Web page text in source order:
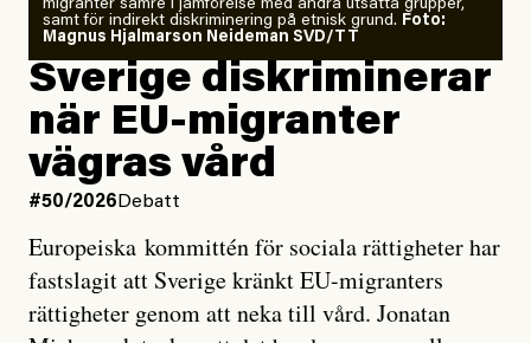
läget för hur den begynnande El Niño-händelsen ska
utveckla sig. El Niño är ett återkommande
väderfenomen som uppstår när havsvattnet i delar av
Stilla havet blir ovanligt varmt. Det påverkar vädret
över stora delar av världen och under
forskare allt oftare varnat för att den här El Niñon
Det verkar vara en underdrift, menar nu Zeke
Hausfather.
migranter sämre i jämförelse med andra utsatta grupper,
samt för indirekt diskriminering på etnisk grund. Foto:
Magnus Hjalmarson Neideman SVD/TT
Sverige diskriminerar
när EU-migranter
vägras vård
#50/2026 Debatt
Europeiska kommittén för sociala rättigheter har
fastslagit att Sverige kränkt EU-migranters
rättigheter genom att neka till vård. Jonatan